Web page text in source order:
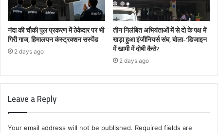
नंदा की चौकी पुल प्रकरण में ठेकेदार पर भी
गिरी गाज, हिमालयन कंस्ट्रक्शन सस्पेंड
2 days ago
तीन निलंबित अभियंताओं में से दो के पक्ष में
खड़ा हुआ इंजीनियर्स संघ, बोला-‘डिजाइन
में खामी में दोषी कैसे?
2 days ago
Leave a Reply
Your email address will not be published. Required fields are